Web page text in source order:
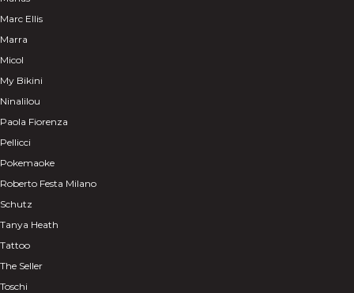
Marc Ellis
Marra
Micol
My Bikini
Ninalilou
Paola Fiorenza
Pellicci
Pokemaoke
Roberto Festa Milano
Schutz
Tanya Heath
Tattoo
The Seller
Toschi